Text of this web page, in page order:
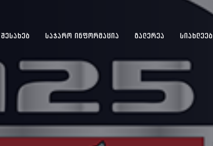
ᲡᲐᲯᲐᲠᲝ ᲘᲜᲤᲝᲠᲛᲐᲪᲘᲐ ᲒᲐᲚᲔᲠᲔᲐ